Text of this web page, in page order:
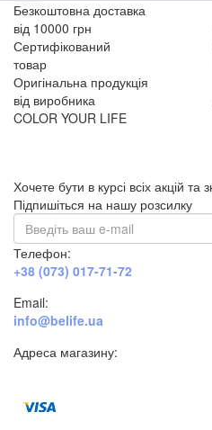
Безкоштовна доставка
від 10000 грн
Сертифікований
товар
Оригінальна продукція
від виробника
COLOR YOUR LIFE
Хочете бути в курсі всіх акцій та
Підпишіться на нашу розсилку
Телефон:
+38 (073) 017-71-72
Email:
info@belife.ua
Адреса магазину: